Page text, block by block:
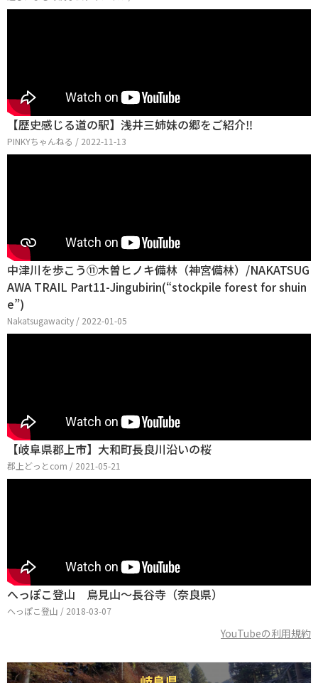
【歴史感じる道の駅】浅井三姉妹の郷をご紹介‼︎
PINKYちゃんねる / 2022-11-13
中津川を歩こう⑪木曽ヒノキ備林（神宮備林）/NAKATSUG
AWA TRAIL Part11-Jingubirin(“stockpile forest for shuin
e”)
Nakatsugawacity / 2022-01-05
【岐阜県郡上市】大和町長良川沿いの桜
郡上どっとcom / 2021-05-21
へっぽこ登山 鳥見山〜長谷寺（奈良県）
へっぽこ登山 / 2018-03-07
YouTubeの利用規約